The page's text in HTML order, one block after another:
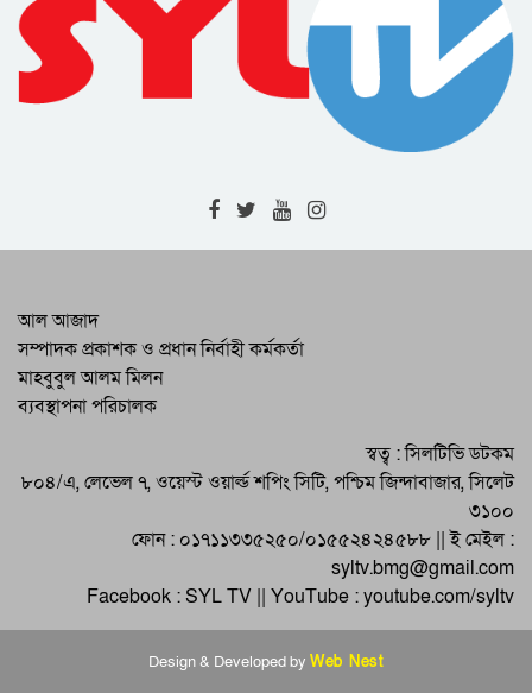
আমেরিকায় সুনামগঞ্জ সমিতির আলোচনা
ইফতার মাহফিল ও দোয়া
প্যারিসে অল ইউরোপিয়ান বাংলা প্রেসক্লাবের
খালেদা জিয়ার মুক্তি ও ভবিষৎ করণীয় নিয়ে
প্রতিষ্ঠাবার্ষিকী উদযাপন
ফ্রান্সে কমলগঞ্জ ওয়েলফেয়ার এসোসিয়েশনের
কমিটি গঠন
আল আজাদ
সম্পাদক প্রকাশক ও প্রধান নির্বাহী কর্মকর্তা
মাহবুবুল আলম মিলন
ব্যবস্থাপনা পরিচালক
স্বত্ব : সিলটিভি ডটকম
৮০৪/এ, লেভেল ৭, ওয়েস্ট ওয়ার্ল্ড শপিং সিটি, পশ্চিম জিন্দাবাজার, সিলেট
৩১০০
ফোন : ০১৭১১৩৩৫২৫০/০১৫৫২৪২৪৫৮৮ || ই মেইল :
syltv.bmg@gmail.com
Facebook : SYL TV || YouTube : youtube.com/syltv
Design & Developed by Web Nest